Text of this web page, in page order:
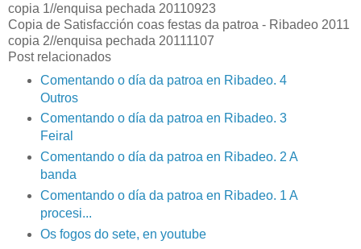
copia 1//enquisa pechada 20110923
Copia de Satisfacción coas festas da patroa - Ribadeo 2011
copia 2//enquisa pechada 20111107
Post relacionados
Comentando o día da patroa en Ribadeo. 4
Outros
Comentando o día da patroa en Ribadeo. 3
Feiral
Comentando o día da patroa en Ribadeo. 2 A
banda
Comentando o día da patroa en Ribadeo. 1 A
procesi...
Os fogos do sete, en youtube